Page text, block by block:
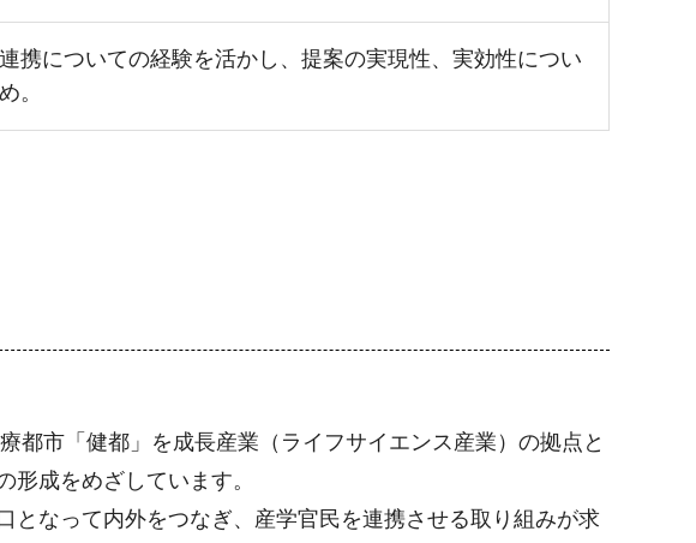
携についての経験を活かし、提案の実現性、実効性につい
。
都市「健都」を成長産業（ライフサイエンス産業）の拠点と
成をめざしています。
なって内外をつなぎ、産学官民を連携させる取り組みが求